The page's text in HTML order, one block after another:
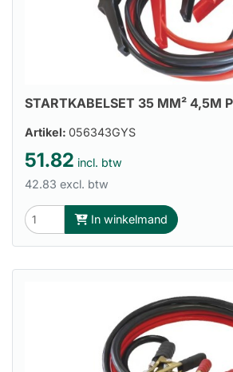
STARTKABELSET 35 MM² 4,5M
Artikel: 056343GYS
51.82 incl. btw
42.83 excl. btw
In winkelmand